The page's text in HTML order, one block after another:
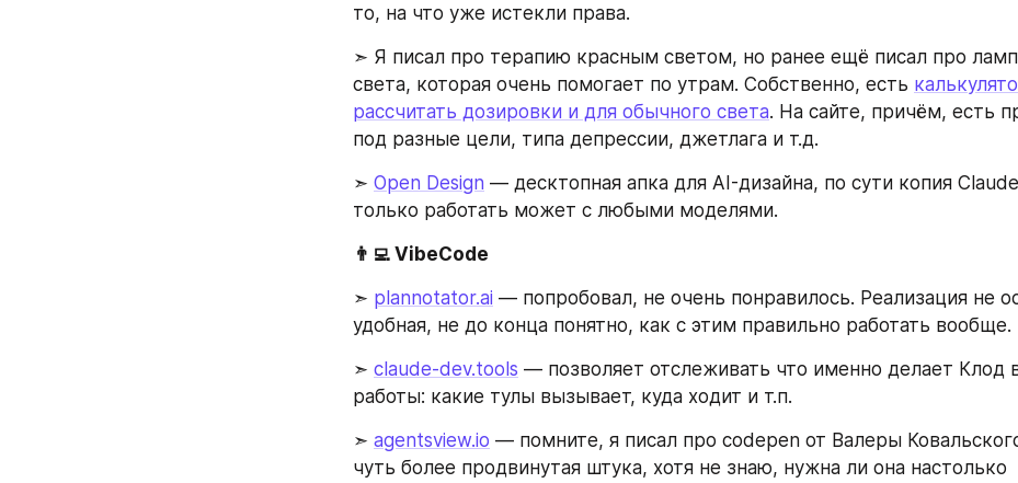
то, на что уже истекли права.
➣ Я писал про терапию красным светом, но ранее ещё писал про
света, которая очень помогает по утрам. Собственно, есть
рассчитать дозировки и для обычного света. На сайте, причём, есть
под разные цели, типа депрессии, джетлага и т.д.
➣ Open Design — десктопная апка для AI-дизайна, по сути копия
только работать может с любыми моделями.
👨‍💻 VibeCode
➣ plannotator.ai — попробовал, не очень понравилось. Реализация не
удобная, не до конца понятно, как с этим правильно работать вообще.
➣ claude-dev.tools — позволяет отслеживать что именно делает Клод
работы: какие тулы вызывает, куда ходит и т.п.
➣ agentsview.io — помните, я писал про codepen от Валеры
чуть более продвинутая штука, хотя не знаю, нужна ли она настолько